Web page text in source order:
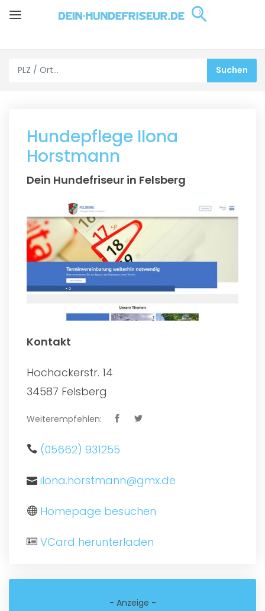
Hundepflege Ilona
Horstmann
Dein Hundefriseur in Felsberg
Kontakt
Hochackerstr. 14
34587 Felsberg
Weiterempfehlen:
(05662) 931255
ilona.horstmann@gmx.de
Homepage besuchen
VCard herunterladen
- Anzeige -